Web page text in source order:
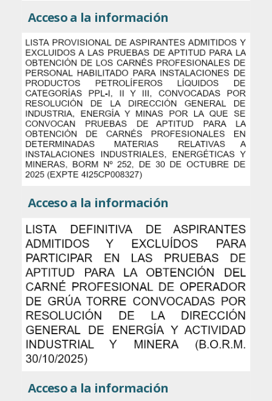
Acceso a la información
Acceso a la información
Acceso a la información